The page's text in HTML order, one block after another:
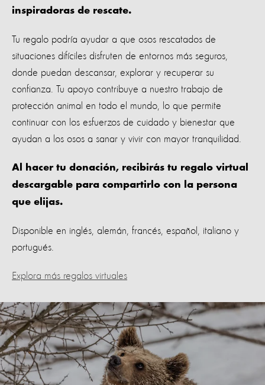
inspiradoras de rescate.
Tu regalo podría ayudar a que osos rescatados de
situaciones difíciles disfruten de entornos más seguros,
donde puedan descansar, explorar y recuperar su
confianza. Tu apoyo contribuye a nuestro trabajo de
protección animal en todo el mundo, lo que permite
continuar con los esfuerzos de cuidado y bienestar que
ayudan a los osos a sanar y vivir con mayor tranquilidad.
Al hacer tu donación, recibirás tu regalo virtual
descargable para compartirlo con la persona
que elijas.
Disponible en inglés, alemán, francés, español, italiano y
portugués.
Explora más regalos virtuales